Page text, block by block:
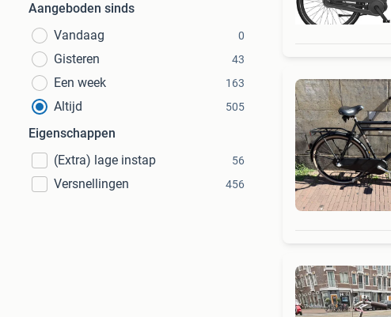
Aangeboden sinds
Vandaag
0
Gisteren 43
Een week 163
Altijd 505
Eigenschappen
(Extra) lage instap
56
Versnellingen 456